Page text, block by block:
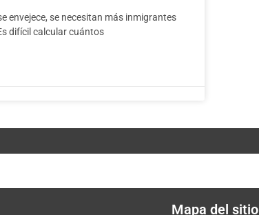
envejece, se necesitan más inmigrantes
difícil calcular cuántos
Mapa del sitio